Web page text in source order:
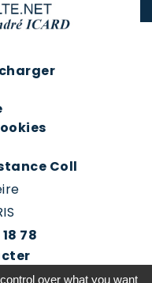
Coll
78
vousover what you want